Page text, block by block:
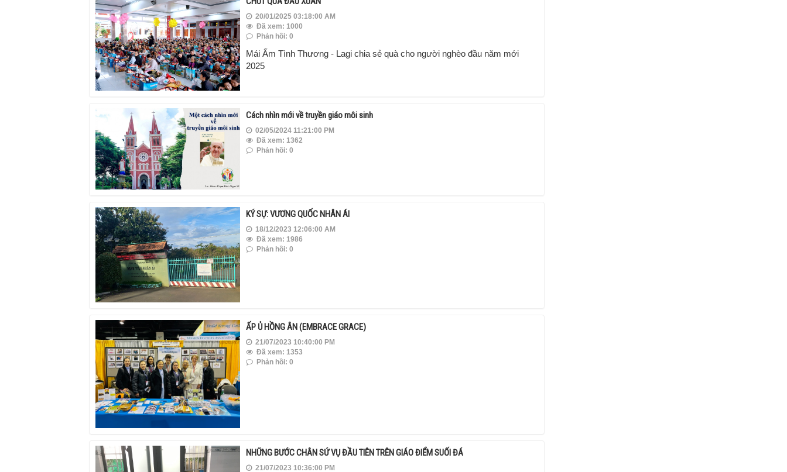
20/01/2025 03:18:00 AM
Đã xem: 1000
Phản hồi: 0
Mái Ấm Tình Thương - Lagi chia sẻ quà cho người nghèo đầu năm mới
2025
Cách nhìn mới về truyền giáo môi sinh
02/05/2024 11:21:00 PM
Đã xem: 1362
Phản hồi: 0
KÝ SỰ: VƯƠNG QUỐC NHÂN ÁI
18/12/2023 12:06:00 AM
Đã xem: 1986
Phản hồi: 0
ẤP Ủ HỒNG ÂN (EMBRACE GRACE)
21/07/2023 10:40:00 PM
Đã xem: 1353
Phản hồi: 0
NHỮNG BƯỚC CHÂN SỨ VỤ ĐẦU TIÊN TRÊN GIÁO ĐIỂM SUỐI ĐÁ
21/07/2023 10:36:00 PM